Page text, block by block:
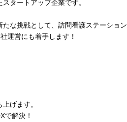
タートアップ企業です。
な挑戦として、訪問看護ステーション
運営にも着手します！
げます。
で解決！